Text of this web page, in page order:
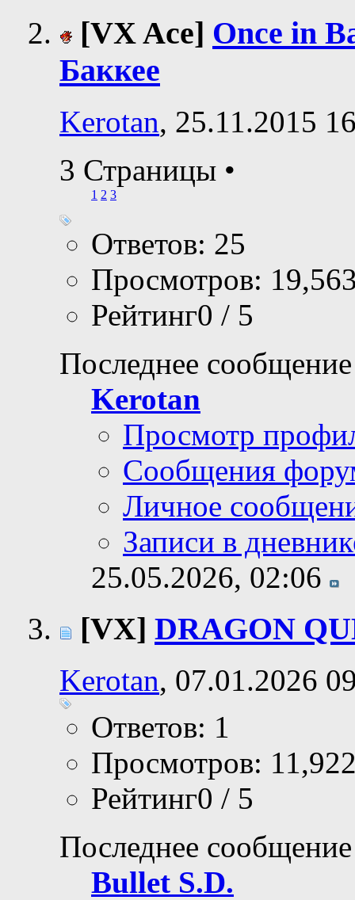
[VX Ace] Once in
Баккее
Kerotan, 25.11.2015
3 Страницы •
1 2 3
Ответов: 25
Просмотров:
Рейтинг0 / 5
Последнее
Kerotan
Просмотр
Сообщения
Личное
Записи в
25.05.2026, 02:06
[VX] DRAGON
Kerotan, 07.01.2026
Ответов: 1
Просмотров:
Рейтинг0 / 5
Последнее
Bullet S.D.